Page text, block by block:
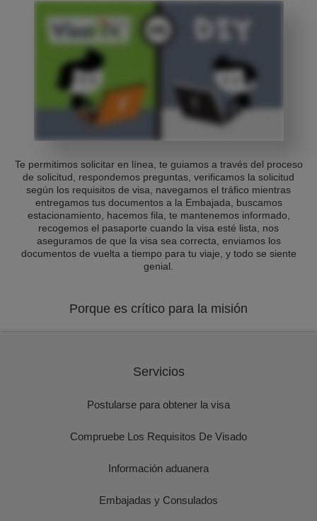
Te permitimos solicitar en línea, te guiamos a través del proceso
de solicitud, respondemos preguntas, verificamos la solicitud
según los requisitos de visa, navegamos el tráfico mientras
entregamos tus documentos a la Embajada, buscamos
estacionamiento, hacemos fila, te mantenemos informado,
recogemos el pasaporte cuando la visa esté lista, nos
aseguramos de que la visa sea correcta, enviamos los
documentos de vuelta a tiempo para tu viaje, y todo se siente
genial.
Porque es crítico para la misión
Servicios
Postularse para obtener la visa
Compruebe Los Requisitos De Visado
Información aduanera
Embajadas y Consulados